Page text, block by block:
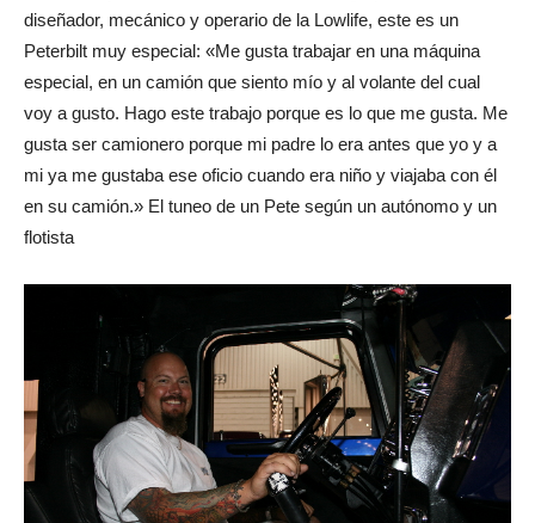
diseñador, mecánico y operario de la Lowlife, este es un
Peterbilt muy especial: «Me gusta trabajar en una máquina
especial, en un camión que siento mío y al volante del cual
voy a gusto. Hago este trabajo porque es lo que me gusta. Me
gusta ser camionero porque mi padre lo era antes que yo y a
mi ya me gustaba ese oficio cuando era niño y viajaba con él
en su camión.» El tuneo de un Pete según un autónomo y un
flotista